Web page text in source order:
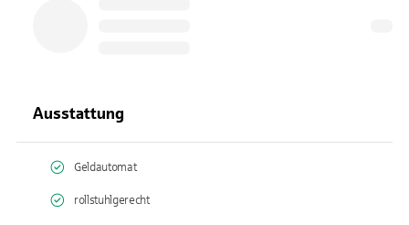
Ausstattung
Geldautomat
rollstuhlgerecht